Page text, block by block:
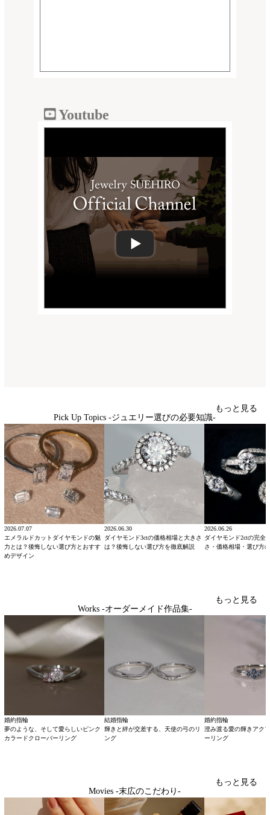
Youtube
Pick Up Topics -ジュエリー選びの必要知識-
もっと見る
2026.07.07
エメラルドカットダイヤモンドの魅
力とは？後悔しない選び方とおすす
めデザイン
2026.06.30
ダイヤモンド3ctの価格相場と大きさ
は？後悔しない選び方を徹底解説
2026.06.26
ダイヤモンド2ctの完全
さ・価格相場・選び方
Works -オーダーメイド作品集-
もっと見る
婚約指輪
夢のような、そして愛らしいピンク
カラードクローバーリング
結婚指輪
輝きと絆が交差する、天使の弓のリ
ング
婚約指輪
澄み渡る愛の輝きアク
ーリング
Movies -末広のこだわり-
もっと見る